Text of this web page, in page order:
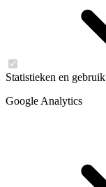
Statistieken en gebruik
Google Analytics